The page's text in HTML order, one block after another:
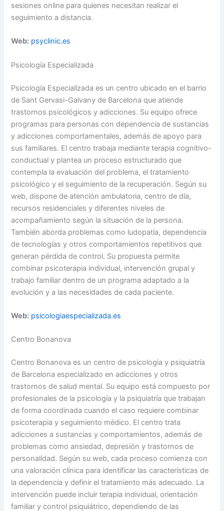
sesiones online para quienes necesitan realizar el
seguimiento a distancia.
Web: psyclinic.es
Psicología Especializada
Psicología Especializada es un centro ubicado en el barrio
de Sant Gervasi-Galvany de Barcelona que atiende
trastornos psicológicos y adicciones. Su equipo ofrece
programas para personas con dependencia de sustancias
y adicciones comportamentales, además de apoyo para
sus familiares. El centro trabaja mediante terapia cognitivo-
conductual y plantea un proceso estructurado que
contempla la evaluación del problema, el tratamiento
psicológico y el seguimiento de la recuperación. Según su
web, dispone de atención ambulatoria, centro de día,
recursos residenciales y diferentes niveles de
acompañamiento según la situación de la persona.
También aborda problemas como ludopatía, dependencia
de tecnologías y otros comportamientos repetitivos que
generan pérdida de control. Su propuesta permite
combinar psicoterapia individual, intervención grupal y
trabajo familiar dentro de un programa adaptado a la
evolución y a las necesidades de cada paciente.
Web: psicologiaespecializada.es
Centro Bonanova
Centro Bonanova es un centro de psicología y psiquiatría
de Barcelona especializado en adicciones y otros
trastornos de salud mental. Su equipo está compuesto por
profesionales de la psicología y la psiquiatría que trabajan
de forma coordinada cuando el caso requiere combinar
psicoterapia y seguimiento médico. El centro trata
adicciones a sustancias y comportamientos, además de
problemas como ansiedad, depresión y trastornos de
personalidad. Según su web, cada proceso comienza con
una valoración clínica para identificar las características de
la dependencia y definir el tratamiento más adecuado. La
intervención puede incluir terapia individual, orientación
familiar y control psiquiátrico, dependiendo de las